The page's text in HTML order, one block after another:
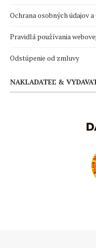
Ochrana osobných údajov a
Pravidlá používania
Odstúpenie od zmluvy
NAKLADATEĽ &